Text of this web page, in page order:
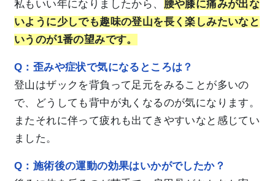
私もいい年になりましたから、 腰や膝に痛みが出な
いように少しでも趣味の登山を長く楽しみたいなと
いうのが1番の望みです。
Q：歪みや症状で気になるところは？
登山はザックを背負って足元をみることが多いの
で、どうしても背中が丸くなるのが気になります。
またそれに伴って疲れも出てきやすいなと感じてい
ました。
Q：施術後の運動の効果はいかがでしたか？